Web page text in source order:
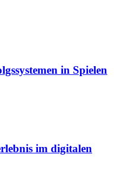
in Spielen
im digitalen